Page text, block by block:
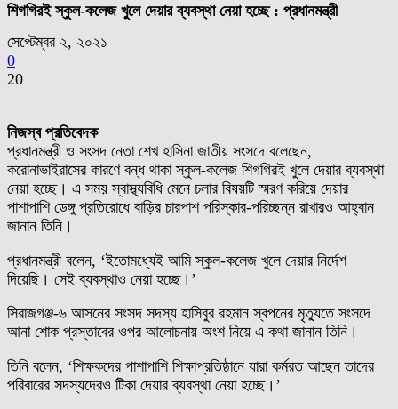
শিগগিরই স্কুল-কলেজ খুলে দেয়ার ব্যবস্থা নেয়া হচ্ছে : প্রধানমন্ত্রী
সেপ্টেম্বর ২, ২০২১
0
20
নিজস্ব প্রতিবেদক
প্রধানমন্ত্রী ও সংসদ নেতা শেখ হাসিনা জাতীয় সংসদে বলেছেন,
করোনাভাইরাসের কারণে বন্ধ থাকা স্কুল-কলেজ শিগগিরই খুলে দেয়ার ব্যবস্থা
নেয়া হচ্ছে। এ সময় স্বাস্থ্যবিধি মেনে চলার বিষয়টি স্মরণ করিয়ে দেয়ার
পাশাপাশি ডেঙ্গু প্রতিরোধে বাড়ির চারপাশ পরিস্কার-পরিচ্ছন্ন রাখারও আহ্বান
জানান তিনি।
প্রধানমন্ত্রী বলেন, ‘ইতোমধ্যেই আমি স্কুল-কলেজ খুলে দেয়ার নির্দেশ
দিয়েছি। সেই ব্যবস্থাও নেয়া হচ্ছে।’
সিরাজগঞ্জ-৬ আসনের সংসদ সদস্য হাসিবুর রহমান স্বপনের মৃত্যুতে সংসদে
আনা শোক প্রস্তাবের ওপর আলোচনায় অংশ নিয়ে এ কথা জানান তিনি।
তিনি বলেন, ‘শিক্ষকদের পাশাপাশি শিক্ষাপ্রতিষ্ঠানে যারা কর্মরত আছেন তাদের
পরিবারের সদস্যদেরও টিকা দেয়ার ব্যবস্থা নেয়া হচ্ছে।’